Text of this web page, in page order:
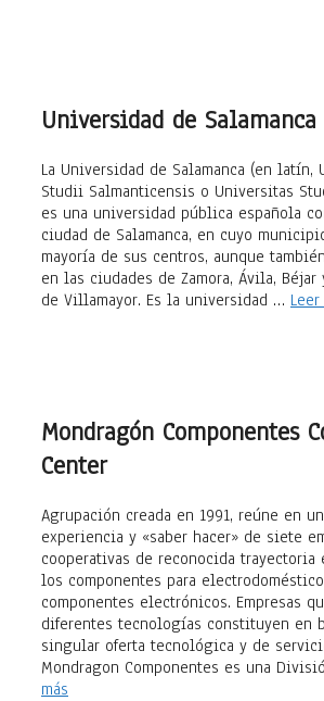
Universidad de Salamanca
La Universidad de Salamanca (en latín,
Studii Salmanticensis o Universitas
es una universidad pública española
ciudad de Salamanca, en cuyo
mayoría de sus centros, aunque
en las ciudades de Zamora, Ávila,
de Villamayor. Es la universidad …
Mondragón Componentes
Center
Agrupación creada en 1991, reúne en
experiencia y «saber hacer» de siete
cooperativas de reconocida
los componentes para
componentes electrónicos. Empresas
diferentes tecnologías constituyen en
singular oferta tecnológica y de
Mondragon Componentes es una
más